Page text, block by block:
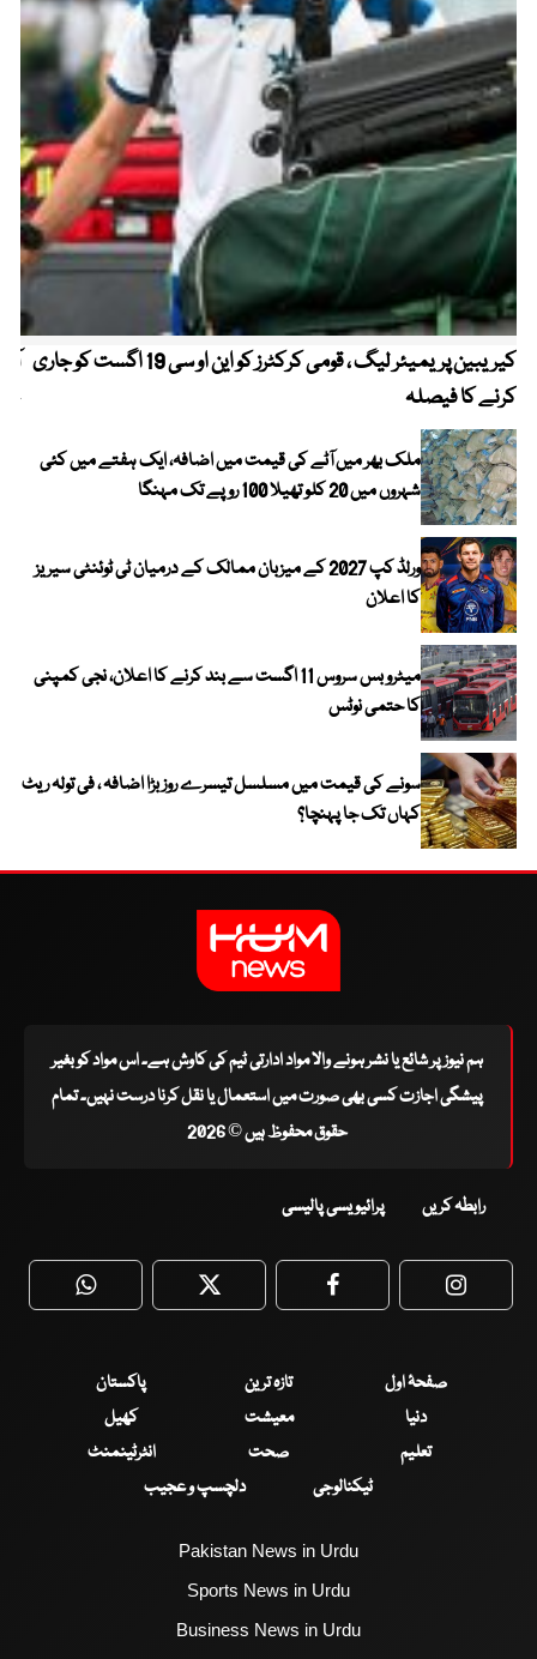
کیریبین پریمیئر لیگ ، قومی کرکٹرز کو این او سی 19 اگست کو جاری
کرنے کا فیصلہ
ملک بھر میں آٹے کی قیمت میں اضافہ، ایک ہفتے میں کئی
شہروں میں 20 کلو تھیلا 100 روپے تک مہنگا
ورلڈ کپ 2027 کے میزبان ممالک کے درمیان ٹی ٹوئنٹی سیریز
کا اعلان
میٹرو بس سروس 11 اگست سے بند کرنے کا اعلان، نجی کمپنی
کا حتمی نوٹس
سونے کی قیمت میں مسلسل تیسرے روز بڑا اضافہ ، فی تولہ ریٹ
کہاں تک جا پہنچا؟
ہم نیوز پر شائع یا نشر ہونے والا مواد ادارتی ٹیم کی کاوش ہے۔ اس مواد کو بغیر
پیشگی اجازت کسی بھی صورت میں استعمال یا نقل کرنا درست نہیں۔ تمام
حقوق محفوظ ہیں © 2026
رابطہ کریں پرائیویسی پالیسی
WhatsApp Twitter Facebook
صفحۂ اول تازہ ترین
پاکستان
دنیا
معیشت
کھیل
تعلیم
صحت
انٹرٹینمنٹ
ٹیکنالوجی
دلچسپ و عجیب
Pakistan News in Urdu
Sports News in Urdu
Business News in Urdu